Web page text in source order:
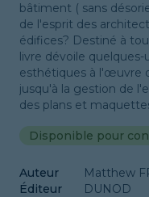
bâtiment ( sans
de l'esprit des
édifices? Destiné à
livre dévoile
esthétiques à l'œuvre
jusqu'à la gestion de
des plans et
Disponible pour
Auteur
Matthew
Éditeur
DUNOD